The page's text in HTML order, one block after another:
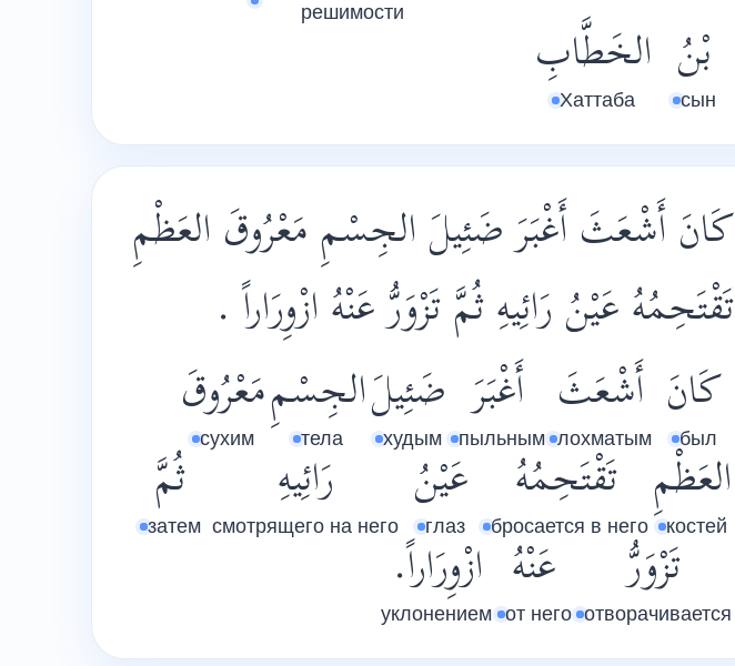
решимости
بْنُ
сын
الخَطَّابِ
Хаттаба
كَانَ أَشْعَثَ أَغْبَرَ ضَئِيلَ الجِسْمِ مَعْرُوقَ العَظْمِ
تَقْتَحِمُهُ عَيْنُ رَائِيهِ ثُمَّ تَزْوَرُّ عَنْهُ ازْوِرَاراً .
كَانَ
был
أَشْعَثَ
лохматым
أَغْبَرَ
пыльным
ضَئِيلَ
худым
الجِسْمِ
тела
مَعْرُوقَ
сухим
العَظْمِ
костей
تَقْتَحِمُهُ
бросается в него
عَيْنُ
глаз
رَائِيهِ
смотрящего на него
ثُمَّ
затем
تَزْوَرُّ
отворачивается
عَنْهُ
от него
ازْوِرَاراً.
уклонением